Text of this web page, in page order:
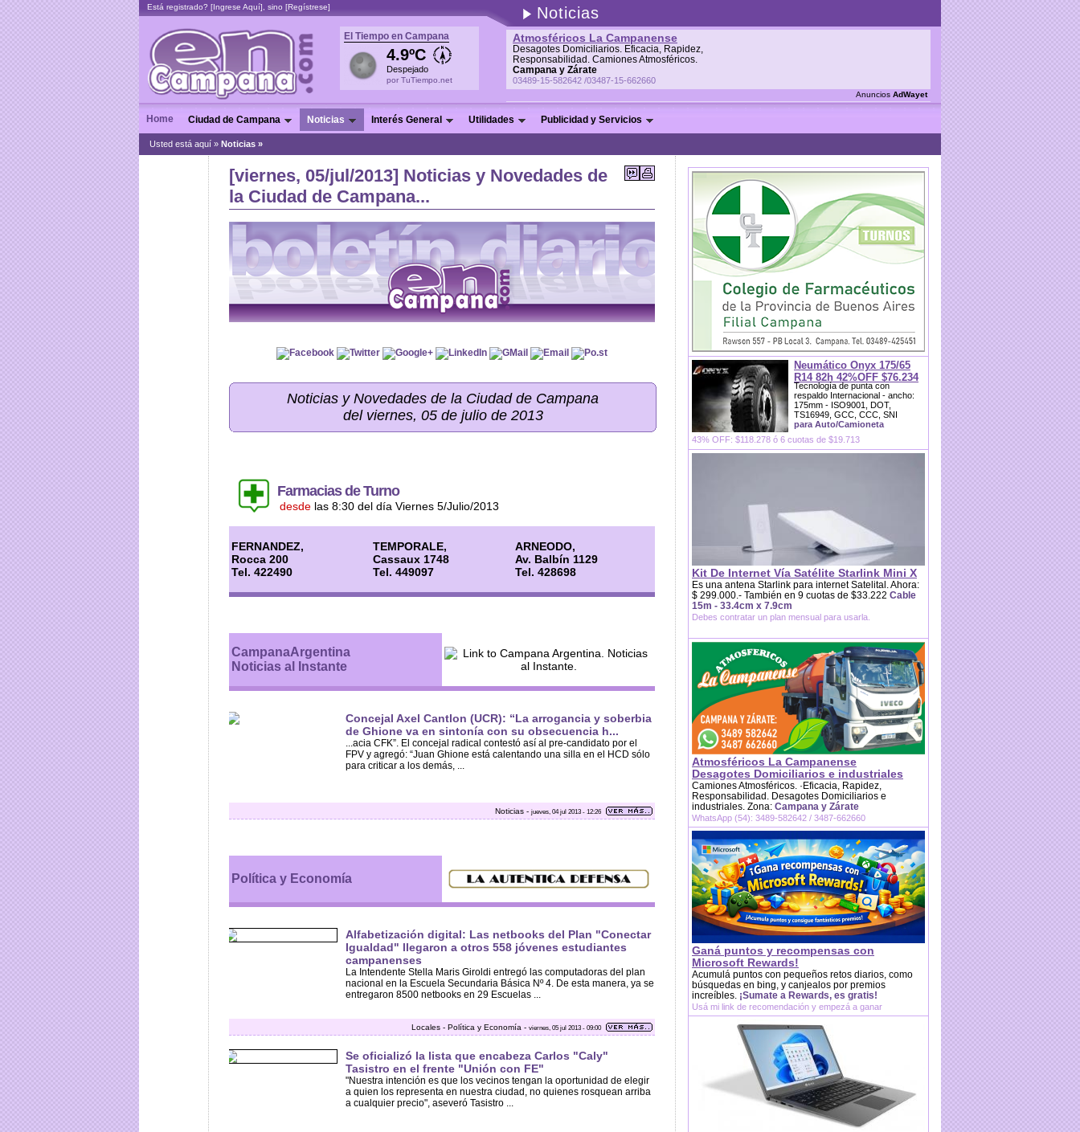
Está registrado? [Ingrese Aquí], sino [Regístrese] Noticias
Atmosféricos La Campanense
Desagotes Domiciliarios. Eficacia, Rapidez,
Responsabilidad. Camiones Atmosféricos.
Campana y Zárate
03489-15-582642 /03487-15-662660
Anuncios AdWayet
El Tiempo en Campana
4.9ºC
Despejado
por TuTiempo.net
Home Ciudad de Campana Noticias Interés General Utilidades Publicidad y Servicios
Usted está aquí » Noticias »
[viernes, 05/jul/2013] Noticias y Novedades de
la Ciudad de Campana...
Noticias y Novedades de la Ciudad de Campana
del viernes, 05 de julio de 2013
Farmacias de Turno
desde las 8:30 del día Viernes 5/Julio/2013
FERNANDEZ,
Rocca 200
Tel. 422490
TEMPORALE,
Cassaux 1748
Tel. 449097
ARNEODO,
Av. Balbín 1129
Tel. 428698
CampanaArgentina
Noticias al Instante
Concejal Axel Cantlon (UCR): “La arrogancia y soberbia
de Ghione va en sintonía con su obsecuencia h...
...acia CFK”. El concejal radical contestó así al pre-candidato por el
FPV y agregó: “Juan Ghione está calentando una silla en el HCD sólo
para criticar a los demás, ...
Noticias - jueves, 04 jul 2013 - 12:26
Política y Economía
Alfabetización digital: Las netbooks del Plan "Conectar
Igualdad" llegaron a otros 558 jóvenes estudiantes
campanenses
La Intendente Stella Maris Giroldi entregó las computadoras del plan
nacional en la Escuela Secundaria Básica Nº 4. De esta manera, ya se
entregaron 8500 netbooks en 29 Escuelas ...
Locales - Política y Economía - viernes, 05 jul 2013 - 09:00
Se oficializó la lista que encabeza Carlos "Caly"
Tasistro en el frente "Unión con FE"
"Nuestra intención es que los vecinos tengan la oportunidad de elegir
a quien los representa en nuestra ciudad, no quienes rosquean arriba
a cualquier precio", aseveró Tasistro ...
Neumático Onyx 175/65
R14 82h 42%OFF $76.234
Tecnología de punta con
respaldo Internacional - ancho:
175mm - ISO9001, DOT,
TS16949, GCC, CCC, SNI
para Auto/Camioneta
43% OFF: $118.278 ó 6 cuotas de $19.713
Kit De Internet Vía Satélite Starlink Mini X
Es una antena Starlink para internet Satelital. Ahora:
$ 299.000.- También en 9 cuotas de $33.222 Cable
15m - 33.4cm x 7.9cm
Debes contratar un plan mensual para usarla.
Atmosféricos La Campanense
Desagotes Domiciliarios e industriales
Camiones Atmosféricos. ·Eficacia, Rapidez,
Responsabilidad. Desagotes Domiciliarios e
industriales. Zona: Campana y Zárate
WhatsApp (54): 3489-582642 / 3487-662660
Ganá puntos y recompensas con
Microsoft Rewards!
Acumulá puntos con pequeños retos diarios, como
búsquedas en bing, y canjealos por premios
increíbles. ¡Sumate a Rewards, es gratis!
Usá mi link de recomendación y empezá a ganar